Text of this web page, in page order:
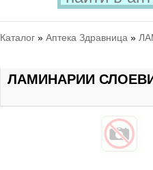
Каталог » Аптека Здравница »
ЛАМИНАРИИ